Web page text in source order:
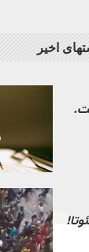
اخیر